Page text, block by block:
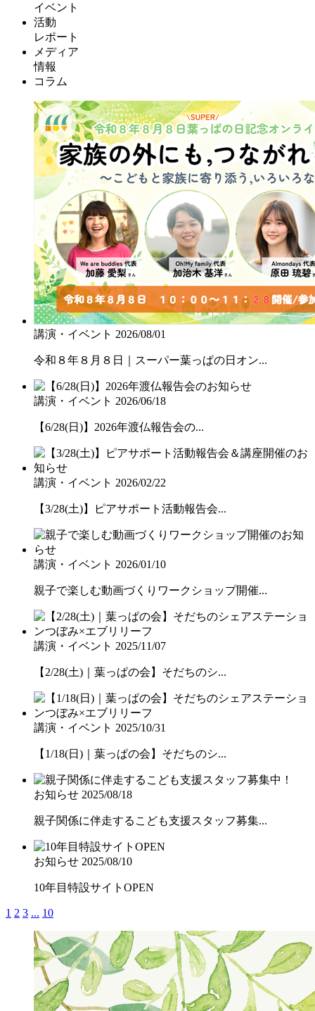
イベント
活動
レポート
メディア
情報
コラム
講演・イベント 2026/08/01
令和８年８月８日｜スーパー葉っぱの日オン...
講演・イベント 2026/06/18
【6/28(日)】2026年渡仏報告会の...
講演・イベント 2026/02/22
【3/28(土)】ピアサポート活動報告会...
講演・イベント 2026/01/10
親子で楽しむ動画づくりワークショップ開催...
講演・イベント 2025/11/07
【2/28(土)｜葉っぱの会】そだちのシ...
講演・イベント 2025/10/31
【1/18(日)｜葉っぱの会】そだちのシ...
お知らせ 2025/08/18
親子関係に伴走するこども支援スタッフ募集...
お知らせ 2025/08/10
10年目特設サイトOPEN
1 2 3 ... 10